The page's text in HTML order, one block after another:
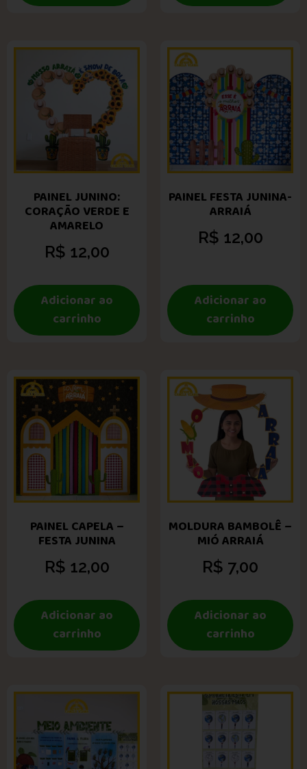
PAINEL JUNINO:
CORAÇÃO VERDE E
AMARELO
R$ 12,00
Adicionar ao
carrinho
PAINEL FESTA JUNINA-
ARRAIÁ
R$ 12,00
Adicionar ao
carrinho
PAINEL CAPELA –
FESTA JUNINA
R$ 12,00
Adicionar ao
carrinho
MOLDURA BAMBOLÊ –
MIÓ ARRAIÁ
R$ 7,00
Adicionar ao
carrinho